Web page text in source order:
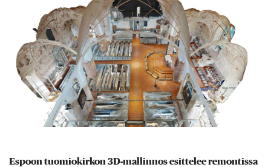
Espoon tuomiokirkon 3D-mallinnos esittelee remontissa